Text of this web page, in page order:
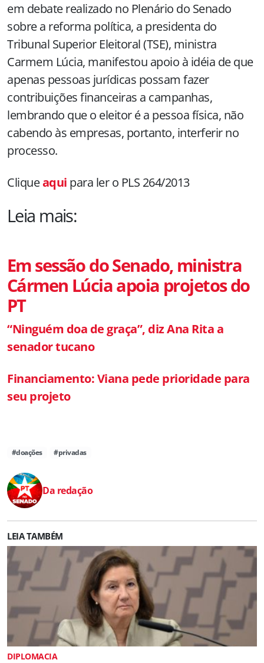
em debate realizado no Plenário do Senado
sobre a reforma política, a presidenta do
Tribunal Superior Eleitoral (TSE), ministra
Carmem Lúcia, manifestou apoio à idéia de que
apenas pessoas jurídicas possam fazer
contribuições financeiras a campanhas,
lembrando que o eleitor é a pessoa física, não
cabendo às empresas, portanto, interferir no
processo.
Cliqueaqui para ler o PLS 264/2013
Leia mais:
Em sessão do Senado, ministra
Cármen Lúcia apoia projetos do
PT
“Ninguém doa de graça”, diz Ana Rita a
senador tucano
Financiamento: Viana pede prioridade para
seu projeto
#doações #privadas
Da redação
LEIA TAMBÉM
DIPLOMACIA